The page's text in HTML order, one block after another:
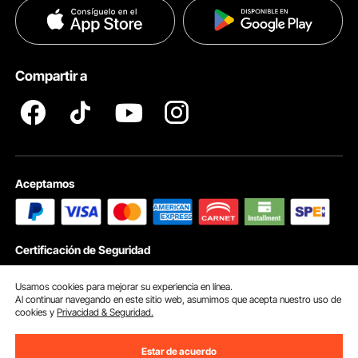
Ayuda & FAQs
Políticas de Privacidad
Compartir a
Aceptamos
Certificación de Seguridad
Usamos cookies para mejorar su experiencia en línea.
Al continuar navegando en este sitio web, asumimos que acepta nuestro uso de
cookies yPrivacidad & Seguridad.
Estar de acuerdo